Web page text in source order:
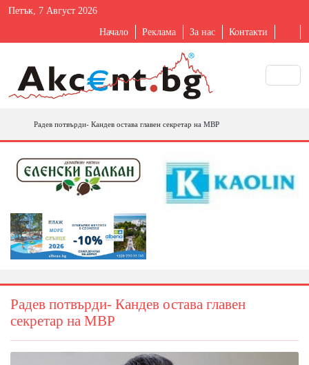
Петък, 7 Август 2026
Начало Реклама За нас Контакти
Радев потвърди- Кандев остава главен секретар на МВР
Радев потвърди- Кандев остава главен
секретар на МВР